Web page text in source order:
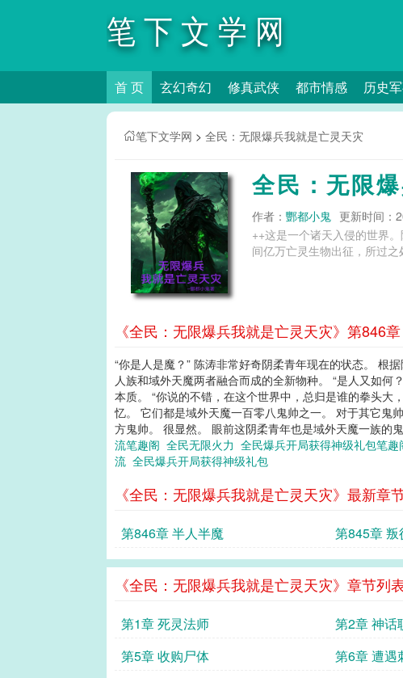
笔下文学网
首 页 玄幻奇幻 修真武侠 都市情感 历史
笔下文学网 > 全民：无限爆兵我就是亡灵天灾
全民：无限
作者： 酆都小鬼 更新时间：
++这是一个诸天入侵的世界
间亿万亡灵生物出征，所过
《全民：无限爆兵我就是亡灵天灾》第846
“你是人是魔？” 陈涛非常好奇阴柔青年现在的状态。 根
人族和域外天魔两者融合而成的全新物种。 “是人又如
本质。 “你说的不错，在这个世界中，总归是谁的拳头
忆。 它们都是域外天魔一百零八鬼帅之一。 对于其它鬼
方鬼帅。 很显然。 眼前这阴柔青年也是域外天魔一族的
流笔趣阁 全民无限火力 全民爆兵开局获得神级礼包笔趣
流 全民爆兵开局获得神级礼包
《全民：无限爆兵我就是亡灵天灾》最新章
第846章 半人半魔 第845章 叛
《全民：无限爆兵我就是亡灵天灾》章节列
第1章 死灵法师 第2章 神话
第5章 收购尸体
第6章 遭遇